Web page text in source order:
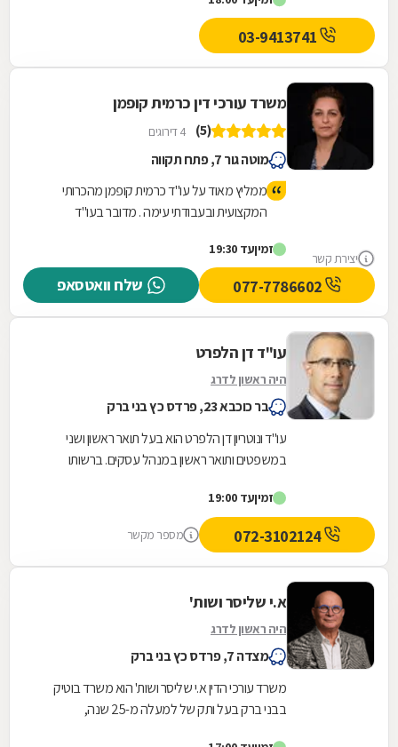
03-9413741
יצירת קשר
משרד עורכי דין כרמית קופמן
(5) 4 דירוגים
מוטה גור 7, פתח תקווה
ממליץ מאוד על עו"ד כרמית קופמן מהכרותי
המקצועית ובעבודתי עימה . מדובר בעו"ד
באופן שמביא את הלקוח למצות את מלוא זכויותיו
בהליך . בעלת ידע מקיף בחוקים והחלטות של
בתי המשפט העליון ומכאן שיש ערך נוסף להליך
שמנוהל על ידה שלא מצוי אצל שאר עורכי דין .
זמיןעד 19:30
שלח וואטסאפ
עו"ד דן הלפרט
היה ראשון לדרג
בר כוכבא 23, פרדס כץ בני ברק
עו"ד ונוטריון דן הלפרט הוא בעל תואר ראשון ושני
במשפטים ותואר ראשון במנהל עסקים. ברשותו
זמיןעד 19:00
072-3102124 מספר מקשר
א.י שליסר ושות'
היה ראשון לדרג
מצדה 7, פרדס כץ בני ברק
משרד עורכי הדין א.י שליסר ושות' הוא משרד בוטיק
בבני ברק בעל ותק של למעלה מ-25 שנה,